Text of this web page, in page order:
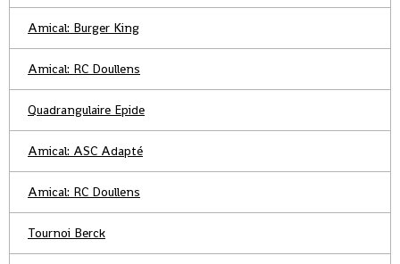
Amical: Burger King
Amical: RC Doullens
Quadrangulaire Epide
Amical: ASC Adapté
Amical: RC Doullens
Tournoi Berck